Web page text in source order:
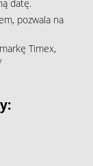
datę.
pozwala na
Timex,